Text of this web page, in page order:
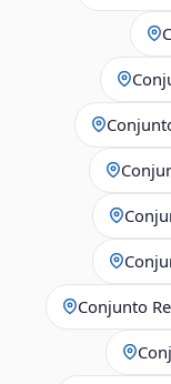
Conjunto